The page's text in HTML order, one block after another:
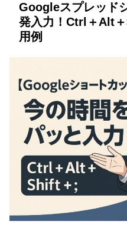
Googleスプレッド
発入力！Ctrl＋Alt
用例